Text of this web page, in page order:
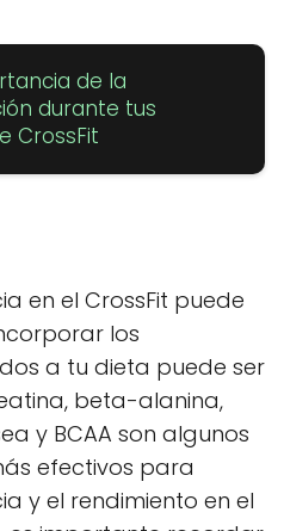
de la
durante tus
CrossFit
en el CrossFit puede
los
a tu dieta puede ser
beta-alanina,
y BCAA son algunos
efectivos para
y el rendimiento en el